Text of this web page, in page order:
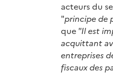
acteurs du
"principe de
que "Il est
acquittant
entreprises
fiscaux des